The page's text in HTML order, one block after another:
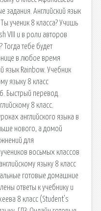
задания. Английский язык
ученик 8 класса? Учишь
VIII и в роли авторов
тебе будет
в любое время
язык Rainbow. Учебник
языку 8 класс
Быстрый перевод.
8 класс.
английского языка в
нового, а домой
для
восьмых классов
языку 8 класс
готовые домашние
ответы к учебнику и
8 класс (Student's